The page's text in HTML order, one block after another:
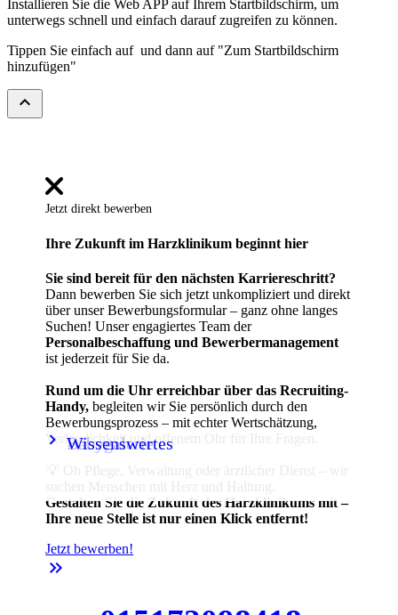
keyboard_arrow_right Babygalerie
keyboard_arrow_right Wissenswertes
Installieren Sie die Web APP auf Ihrem Startbildschirm, um
unterwegs schnell und einfach darauf zugreifen zu können.
Tippen Sie einfach auf und dann auf "Zum Startbildschirm
hinzufügen"
expand_less
Jetzt direkt bewerben
Ihre Zukunft im Harzklinikum beginnt hier
Sie sind bereit für den nächsten Karriereschritt?
Dann bewerben Sie sich jetzt unkompliziert und direkt
über unser Bewerbungsformular – ganz ohne langes
Suchen! Unser engagiertes Team der
Personalbeschaffung und Bewerbermanagement
ist jederzeit für Sie da.
Rund um die Uhr erreichbar über das Recruiting-
Handy, begleiten wir Sie persönlich durch den
Bewerbungsprozess – mit echter Wertschätzung,
Verlässlichkeit und offenem Ohr für Ihre Fragen.
Gestalten Sie die Zukunft des Harzklinikums mit –
Ihre neue Stelle ist nur einen Klick entfernt!
Jetzt bewerben!
keyboard_double_arrow_right